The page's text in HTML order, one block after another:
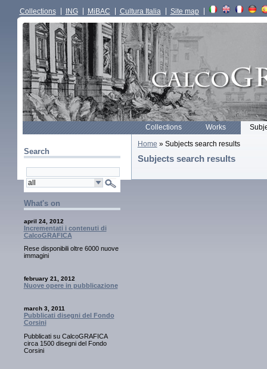
Collections ING MiBAC Cultura Italia Site map
Collections Works
Search
What's on
april 24, 2012
Incrementati i contenuti di
CalcoGRAFICA
Rese disponibili oltre 6000 nuove
immagini
february 21, 2012
Nuove opere in pubblicazione
march 3, 2011
Pubblicati disegni del Fondo
Corsini
Pubblicati su CalcoGRAFICA
circa 1500 disegni del Fondo
Corsini
Home » Subjects search results
Subjects search results